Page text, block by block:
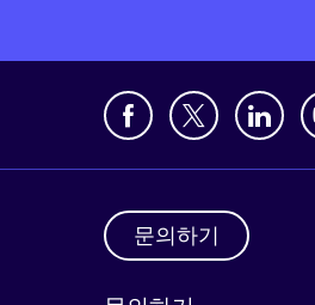
문의하기